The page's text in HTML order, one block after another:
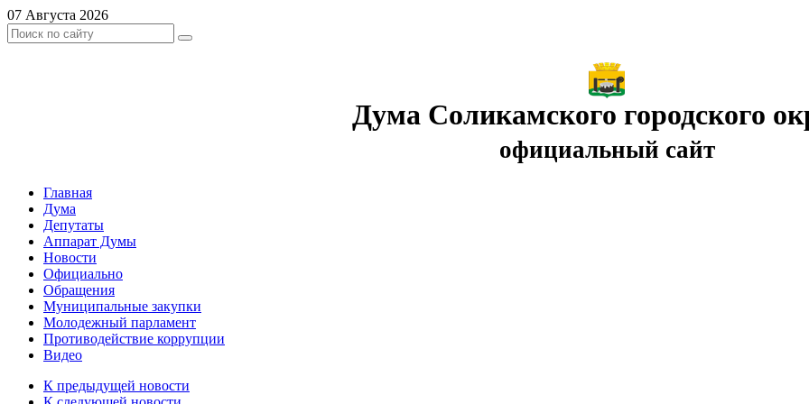
07 Августа 2026
Дума Соликамского городского
официальный сайт
Главная
Дума
Депутаты
Аппарат Думы
Новости
Официально
Обращения
Муниципальные закупки
Молодежный парламент
Противодействие коррупции
Видео
К предыдущей новости